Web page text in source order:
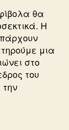
θα
Η
μια
στο
του